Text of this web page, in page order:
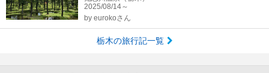
2025/08/14～
by eurokoさん
栃木の旅行記一覧